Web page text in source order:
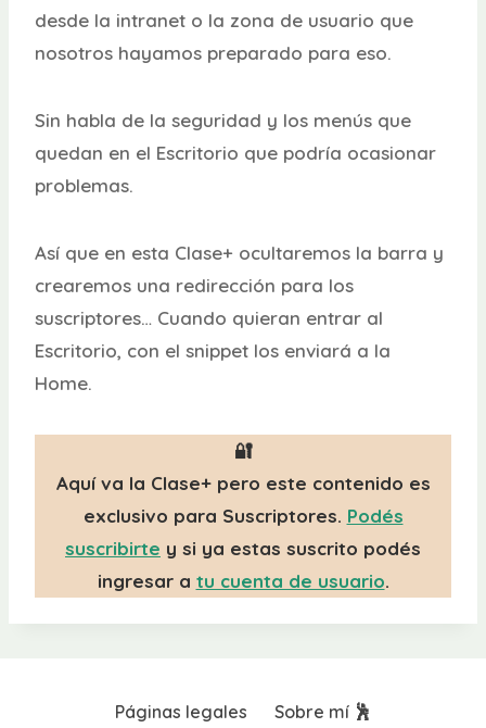
desde la intranet o la zona de usuario que
nosotros hayamos preparado para eso.
Sin habla de la seguridad y los menús que
quedan en el Escritorio que podría ocasionar
problemas.
Así que en esta Clase+ ocultaremos la barra y
crearemos una redirección para los
suscriptores… Cuando quieran entrar al
Escritorio, con el snippet los enviará a la
Home.
🔐
Aquí va la Clase+ pero este contenido es
exclusivo para Suscriptores. Podés
suscribirte y si ya estas suscrito podés
ingresar a tu cuenta de usuario.
Páginas legales Sobre mí 🕺